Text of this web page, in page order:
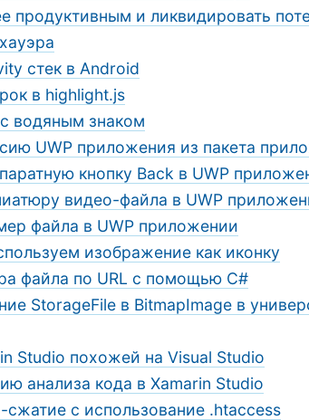
продуктивным и ликвидировать
стек в Android
в highlight.js
водяным знаком
UWP приложения из пакета
кнопку Back в UWP
видео-файла в UWP
файла в UWP приложении
изображение как иконку
файла по URL с помощью C#
StorageFile в BitmapImage в
Studio похожей на Visual Studio
анализа кода в Xamarin Studio
с использование .htaccess